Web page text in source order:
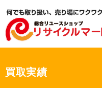
ス
買取実績